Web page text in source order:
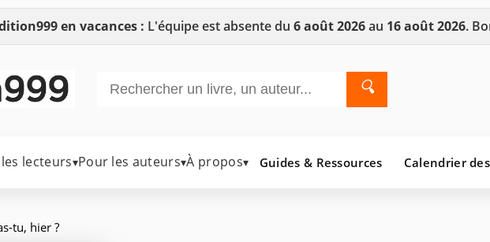
en vacances : L'équipe est absente du 6 août 2026au 16 août 2026.
🔍
lecteurs▾Pour les auteurs▾À propos▾ Guides & Ressources Calendrier
tu, hier ?